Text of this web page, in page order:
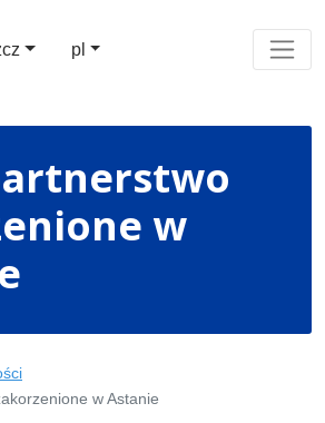
pl
w
w Astanie